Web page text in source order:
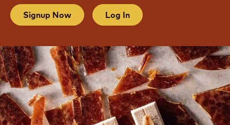
Signup Now Log In